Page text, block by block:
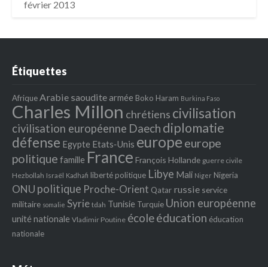
février 2013
Étiquettes
AfriqueArabie saoudite armée Boko Haram Burkina Faso
Charles Millon chrétiens civilisation
civilisation européenne Daech diplomatie
défense Egypte Etats‐Unis europeeurope
politique famille France François Hollande guerre civile
Hezbollah Israël Kadhafi liberté politique Libye Mali Niger Nigeria
ONU politique Proche-Orient Qatar russie service
militaire somalie Syrie tdah Tunisie Turquie Union européenne
unité nationale Vladimir Poutine écoleéducation éducation
nationale